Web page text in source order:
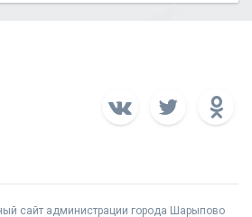
сайт администрации города Шарыпово